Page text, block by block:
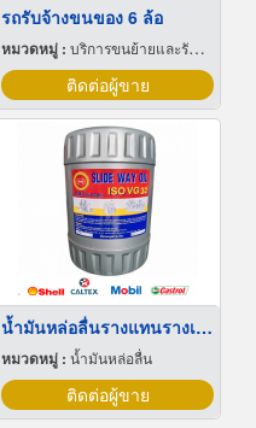
รถรับจ้างขนของ 6 ล้อ
หมวดหมู่ : บริการขนย้ายและรับฝาก
ติดต่อผู้ขาย
น้ำมันหล่อลื่นรางแทนรางเลื่อน
หมวดหมู่ : น้ำมันหล่อลื่น
ติดต่อผู้ขาย